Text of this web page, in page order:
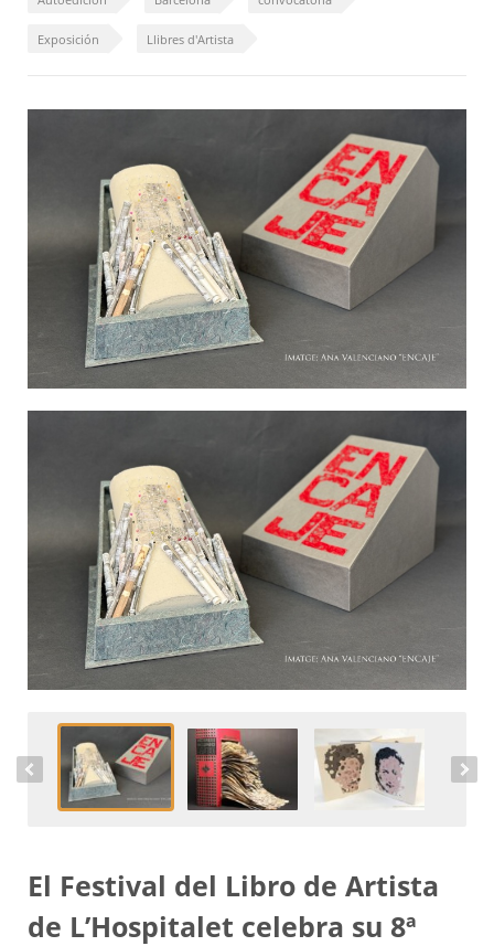
Exposición Llibres d'Artista
El Festival del Libro de Artista
de L’Hospitalet celebra su 8ª